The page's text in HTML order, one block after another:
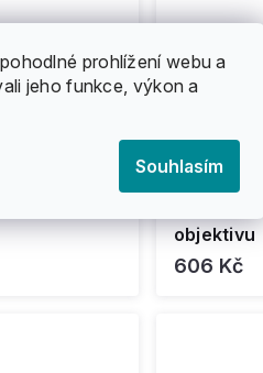
prohlížení webu a
jeho funkce, výkon a
Souhlasím
Insta360
objektivu
606 Kč